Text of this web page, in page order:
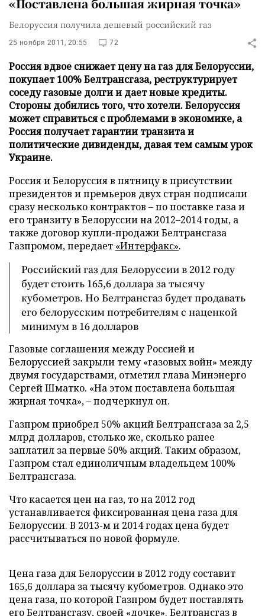
«Поставлена большая жирная точка»
Белоруссия получила дешевый российский газ
25 ноября 2011, 20:55 72
Россия вдвое снижает цену на газ для Белоруссии,
покупает 100% Белтрансгаза, реструктурирует
соседу газовые долги и дает новые кредиты.
Стороны добились того, что хотели. Белоруссия
может справиться с проблемами в экономике, а
Россия получает гарантии транзита и
политические дивиденды, давая тем самым урок
Украине.
Россия и Белоруссия в пятницу в присутствии
президентов и премьеров двух стран подписали
сразу несколько контрактов – по поставке газа и
его транзиту в Белоруссии на 2012–2014 годы, а
также договор купли-продажи Белтрансгаза
Газпромом, передает «Интерфакс».
Российский газ для Белоруссии в 2012 году
будет стоить 165,6 доллара за тысячу
кубометров. Но Белтрансгаз будет продавать
его белорусским потребителям с наценкой
минимум в 16 долларов
Газовые соглашения между Россией и
Белоруссией закрыли тему «газовых войн» между
двумя государствами, отметил глава Минэнерго
Сергей Шматко. «На этом поставлена большая
жирная точка», – подчеркнул он.
Газпром приобрел 50% акций Белтрансгаза за 2,5
млрд долларов, столько же, сколько ранее
заплатил за первые 50% акций. Таким образом,
Газпром стал единоличным владельцем 100%
Белтрансгаза.
Что касается цен на газ, то на 2012 год
устанавливается фиксированная цена газа для
Белоруссии. В 2013-м и 2014 годах цена будет
рассчитываться по новой формуле.
Цена газа для Белоруссии в 2012 году составит
165,6 доллара за тысячу кубометров. Однако это
цена газа, по которой Газпром будет поставлять
его Белтрансгазу, своей «дочке». Белтрансгаз в